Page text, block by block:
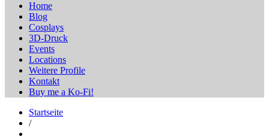
Home
Blog
Cosplays
3D-Druck
Events
Locations
Weitere Profile
Kontakt
Buy me a Ko-Fi!
Startseite
/